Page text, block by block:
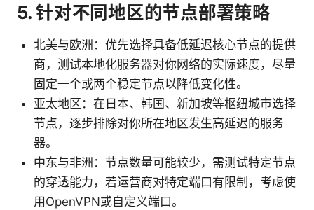
5. 针对不同地区的节点部署策略
北美与欧洲：优先选择具备低延迟核心节点的提供
商，测试本地化服务器对你网络的实际速度，尽量
固定一个或两个稳定节点以降低变化性。
亚太地区：在日本、韩国、新加坡等枢纽城市选择
节点，逐步排除对你所在地区发生高延迟的服务
器。
中东与非洲：节点数量可能较少，需测试特定节点
的穿透能力，若运营商对特定端口有限制，考虑使
用OpenVPN或自定义端口。